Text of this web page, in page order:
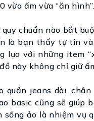
ấm vừa “ăn
chuẩn nào bắt
là bạn thấy tự tin
lụa với những item
này không chỉ giữ
quần jeans dài,
basic cũng sẽ giúp
sống ảo là nhiệm